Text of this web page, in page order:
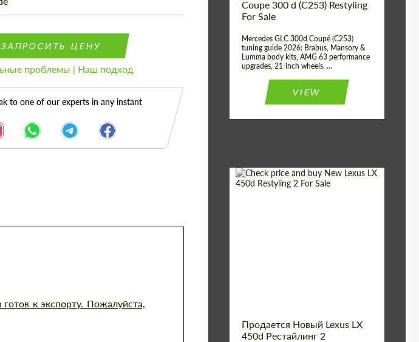
ЗАПРОСИТЬ ЦЕНУ
проблемы | Наш подход
to one of our experts in any instant
к экспорту. Пожалуйста,
Coupe 300 d (C253) Restyling
For Sale
Mercedes GLC 300d Coupé (C253)
tuning guide 2026: Brabus, Mansory &
Lumma body kits, AMG 63 performance
upgrades, 21-inch wheels. ...
VIEW
Продается Новый Lexus LX
450d Рестайлинг 2